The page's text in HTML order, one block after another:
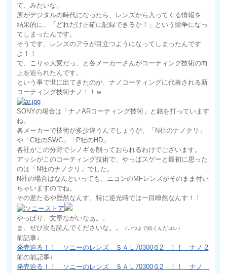
て、みたいな。
所がデジタルの時代になったら、レンズから入ってくる情報を
結果的に、「どれだけ正確に記録できるか！」という競争になっ
てしまったんです。
そうです、レンズのアラが目立つようになってしまったんです
よ！！
で、こりゃ大変だっ、と各メーカーさんがコーティング技術の向
上を迫られたんです。
という事で世に出てきたのが、ナノコーティングに代表される新
コーティング技術ナノ！！ｗ
SONYの場合は「ナノARコーティング技術」と銘を打っています
ね。
各メーカーで技術が多少違うんでしょうが、「N社のナノクリ」
や「C社のSWC」「P社のHD」
各社がこの分野でシノギを削っておられるわけでございます。
アッシがこのコーティング技術で、やっぱスゲーと最初に思った
のは「N社のナノクリ」でした。
N社の場合はなんといっても、ニコンのMFレンズがそのまま付い
ちゃいますのでね。
その差たるや歴然なんす、特に逆光時では一目瞭然なんす！！
やっぱり、文章ながいなぁ。。
ま、ぜひ次も読んでくださいな。。
（いつまで続くんだコレ）
前記事↓
発売迫る！！ ソニーのレンズ ＳＡＬ70300Ｇ2 ！！ ナノ-2
前の前記事↓
発売迫る！！ ソニーのレンズ ＳＡＬ70300Ｇ2 ！！ ナノ